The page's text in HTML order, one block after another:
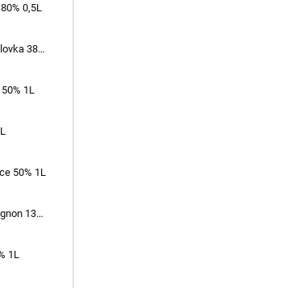
0,5L
38%
1L
50% 1L
13%
1L